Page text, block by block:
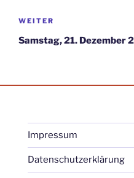
Nächster
Beitrag
WEITER
Samstag, 21. Dezember
Impressum
Datenschutzerklärung